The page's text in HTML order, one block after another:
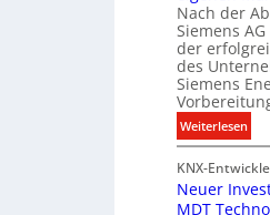
l
e
u
c
h
t
u
n
g
s
t
a
l
e
P
r
o
d
u
Nach der
Siemens
der
des
Siemens
Weiterlesen:
S
i
e
m
KNX-
Neuer
MDT